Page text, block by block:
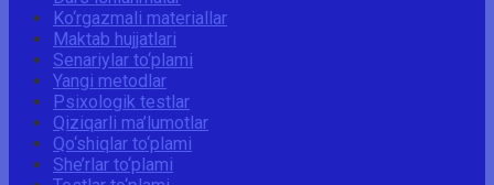
Ko‘rgazmali materiallar
Maktab hujjatlari
Senariylar to‘plami
Yangi metodlar
Psixologik testlar
Qiziqarli ma’lumotlar
Qo‘shiqlar to‘plami
She’rlar to‘plami